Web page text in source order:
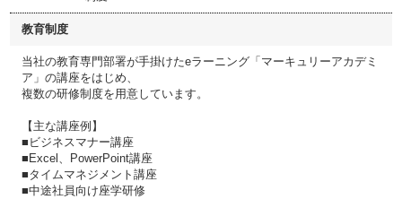
教育制度
当社の教育専門部署が手掛けたeラーニング「マーキュリーアカデミ
ア」の講座をはじめ、
複数の研修制度を用意しています。
【主な講座例】
■ビジネスマナー講座
■Excel、PowerPoint講座
■タイムマネジメント講座
■中途社員向け座学研修